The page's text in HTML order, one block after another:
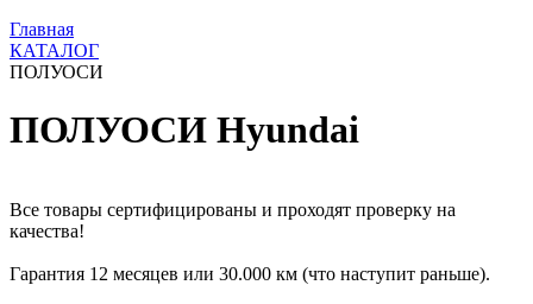
Главная
КАТАЛОГ
ПОЛУОСИ
ПОЛУОСИ Hyundai
Все товары сертифицированы и проходят проверку на
качества!
Гарантия 12 месяцев или 30.000 км (что наступит раньше).